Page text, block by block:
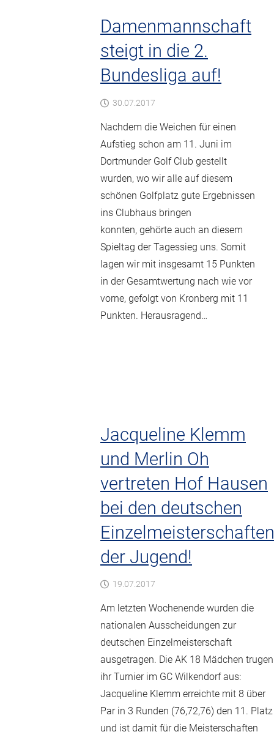
Damenmannschaft
steigt in die 2.
Bundesliga auf!
30.07.2017
Nachdem die Weichen für einen
Aufstieg schon am 11. Juni im
Dortmunder Golf Club gestellt
wurden, wo wir alle auf diesem
schönen Golfplatz gute Ergebnissen
ins Clubhaus bringen
konnten, gehörte auch an diesem
Spieltag der Tagessieg uns. Somit
lagen wir mit insgesamt 15 Punkten
in der Gesamtwertung nach wie vor
vorne, gefolgt von Kronberg mit 11
Punkten. Herausragend…
Jacqueline Klemm
und Merlin Oh
vertreten Hof Hausen
bei den deutschen
Einzelmeisterschaften
der Jugend!
19.07.2017
Am letzten Wochenende wurden die
nationalen Ausscheidungen zur
deutschen Einzelmeisterschaft
ausgetragen. Die AK 18 Mädchen trugen
ihr Turnier im GC Wilkendorf aus:
Jacqueline Klemm erreichte mit 8 über
Par in 3 Runden (76,72,76) den 11. Platz
und ist damit für die Meisterschaften